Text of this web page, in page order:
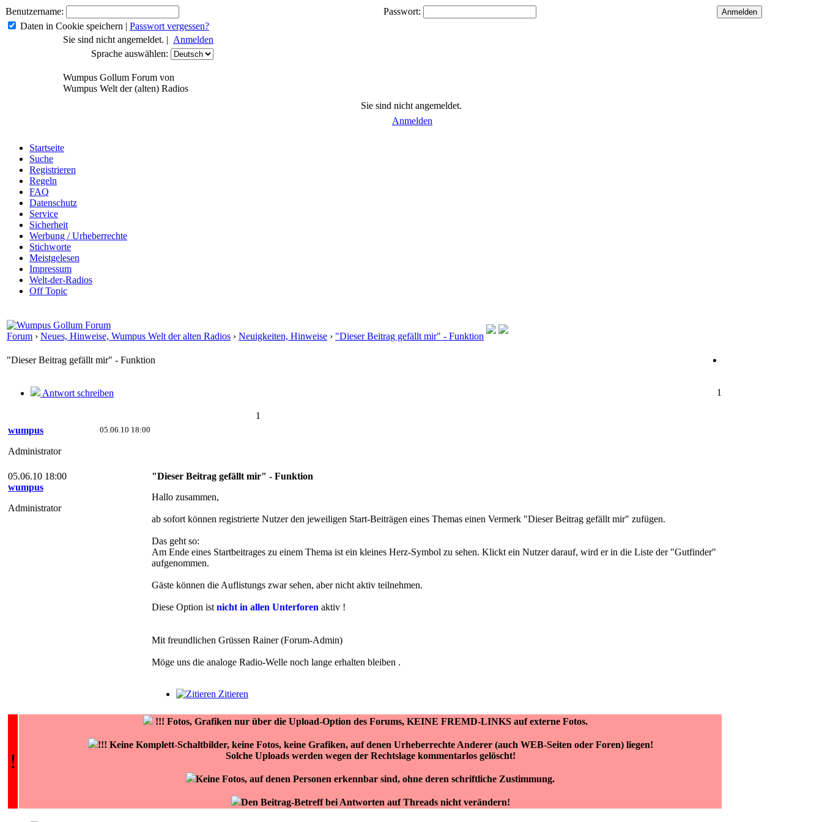
Benutzername:
Passwort:
Daten in Cookie speichern | Passwort vergessen?
Sie sind nicht angemeldet. | Anmelden
Sprache auswählen:
Wumpus Gollum Forum von
Wumpus Welt der (alten) Radios
Sie sind nicht angemeldet.
Anmelden
Startseite
Suche
Registrieren
Regeln
FAQ
Datenschutz
Service
Sicherheit
Werbung / Urheberrechte
Stichworte
Meistgelesen
Impressum
Welt-der-Radios
Off Topic
Forum › Neues, Hinweise, Wumpus Welt der alten Radios › Neuigkeiten, Hinweise › "Dieser Beitrag gefällt mir" - Funktion
"Dieser Beitrag gefällt mir" - Funktion
Antwort schreiben 1
1
05.06.10 18:00
wumpus
Administrator
05.06.10 18:00
wumpus
Administrator
"Dieser Beitrag gefällt mir" - Funktion
Hallo zusammen,
ab sofort können registrierte Nutzer den jeweiligen Start-Beiträgen eines Themas einen Vermerk "Dieser Beitrag gefällt mir" zufügen.
Das geht so:
Am Ende eines Startbeitrages zu einem Thema ist ein kleines Herz-Symbol zu sehen. Klickt ein Nutzer darauf, wird er in die Liste der "Gutfinder"
aufgenommen.
Gäste können die Auflistungs zwar sehen, aber nicht aktiv teilnehmen.
Diese Option ist nicht in allen Unterforen aktiv !
Mit freundlichen Grüssen Rainer (Forum-Admin)
Möge uns die analoge Radio-Welle noch lange erhalten bleiben .
Zitieren
!
!!! Fotos, Grafiken nur über die Upload-Option des Forums, KEINE FREMD-LINKS auf externe Fotos.
!!! Keine Komplett-Schaltbilder, keine Fotos, keine Grafiken, auf denen Urheberrechte Anderer (auch WEB-Seiten oder Foren) liegen!
Solche Uploads werden wegen der Rechtslage kommentarlos gelöscht!
Keine Fotos, auf denen Personen erkennbar sind, ohne deren schriftliche Zustimmung.
Den Beitrag-Betreff bei Antworten auf Threads nicht verändern!